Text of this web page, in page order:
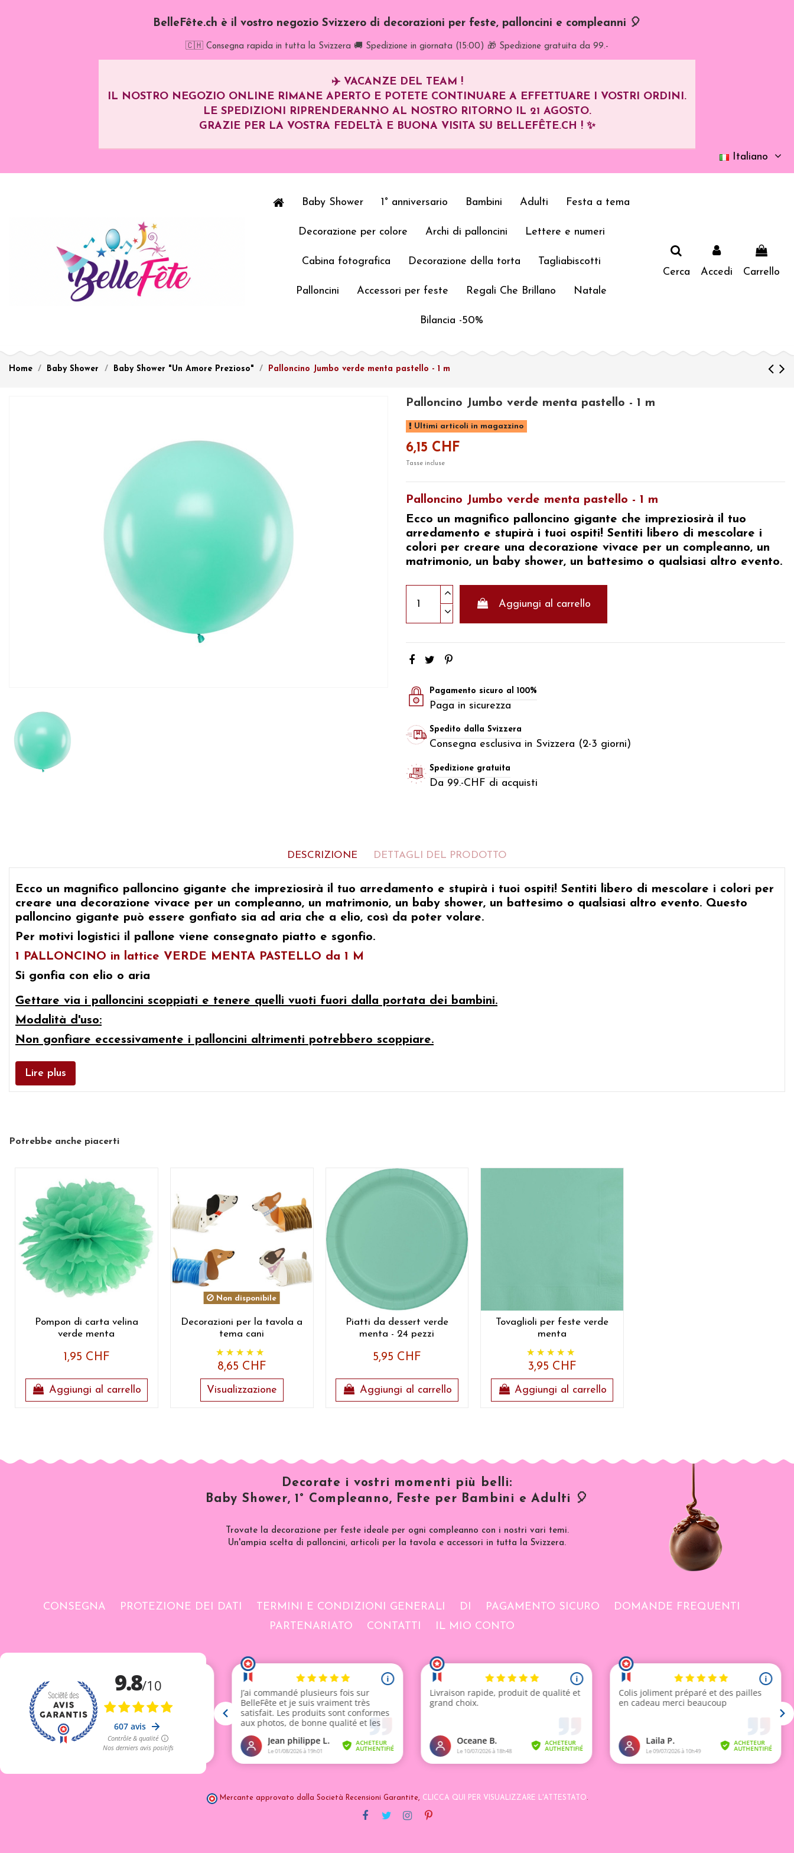
BelleFête.ch è il vostro negozio Svizzero di decorazioni per feste, palloncini e compleanni 🎈
🇨🇭 Consegna rapida in tutta la Svizzera 🚚 Spedizione in giornata (15:00) 🎁 Spedizione gratuita da 99.-
✈️ VACANZE DEL TEAM !
IL NOSTRO NEGOZIO ONLINE RIMANE APERTO E POTETE CONTINUARE A EFFETTUARE I VOSTRI ORDINI.
LE SPEDIZIONI RIPRENDERANNO AL NOSTRO RITORNO IL 21 AGOSTO.
GRAZIE PER LA VOSTRA FEDELTÀ E BUONA VISITA SU BELLEFÊTE.CH ! ✨
Italiano
Baby Shower 1° anniversario Bambini Adulti Festa a tema
Decorazione per colore Archi di palloncini Lettere e numeri
Cabina fotografica Decorazione della torta Tagliabiscotti
Palloncini Accessori per feste Regali Che Brillano Natale
Bilancia -50%
Cerca Accedi Carrello
Home Baby Shower Baby Shower "Un Amore Prezioso" Palloncino Jumbo verde menta pastello - 1 m
Palloncino Jumbo verde menta pastello - 1 m
Ultimi articoli in magazzino
6,15 CHF
Tasse incluse
Palloncino Jumbo verde menta pastello - 1 m
Ecco un magnifico palloncino gigante che impreziosirà il tuo
arredamento e stupirà i tuoi ospiti! Sentiti libero di mescolare i
colori per creare una decorazione vivace per un compleanno, un
matrimonio, un baby shower, un battesimo o qualsiasi altro evento.
Aggiungi al carrello
Pagamento sicuro al 100%
Paga in sicurezza
Spedito dalla Svizzera
Consegna esclusiva in Svizzera (2-3 giorni)
Spedizione gratuita
Da 99.-CHF di acquisti
DESCRIZIONE DETTAGLI DEL PRODOTTO
Ecco un magnifico palloncino gigante che impreziosirà il tuo arredamento e stupirà i tuoi ospiti! Sentiti libero di mescolare i colori per
creare una decorazione vivace per un compleanno, un matrimonio, un baby shower, un battesimo o qualsiasi altro evento. Questo
palloncino gigante può essere gonfiato sia ad aria che a elio, così da poter volare.
Per motivi logistici il pallone viene consegnato piatto e sgonfio.
1 PALLONCINO in lattice VERDE MENTA PASTELLO da 1 M
Si gonfia con elio o aria
Gettare via i palloncini scoppiati e tenere quelli vuoti fuori dalla portata dei bambini.
Modalità d'uso:
Non gonfiare eccessivamente i palloncini altrimenti potrebbero scoppiare.
Lire plus
Potrebbe anche piacerti
Pompon di carta velina
verde menta
1,95 CHF
Aggiungi al carrello
Non disponibile
Decorazioni per la tavola a
tema cani
8,65 CHF
Visualizzazione
Piatti da dessert verde
menta - 24 pezzi
5,95 CHF
Aggiungi al carrello
Tovaglioli per feste verde
menta
3,95 CHF
Aggiungi al carrello
Decorate i vostri momenti più belli:
Baby Shower, 1° Compleanno, Feste per Bambini e Adulti 🎈
Trovate la decorazione per feste ideale per ogni compleanno con i nostri vari temi.
Un'ampia scelta di palloncini, articoli per la tavola e accessori in tutta la Svizzera.
CONSEGNA PROTEZIONE DEI DATI TERMINI E CONDIZIONI GENERALI DI PAGAMENTO SICURO
DOMANDE FREQUENTI
PARTENARIATO
CONTATTI IL MIO CONTO
Mercante approvato dalla Società Recensioni Garantite, CLICCA QUI PER VISUALIZZARE L'ATTESTATO.